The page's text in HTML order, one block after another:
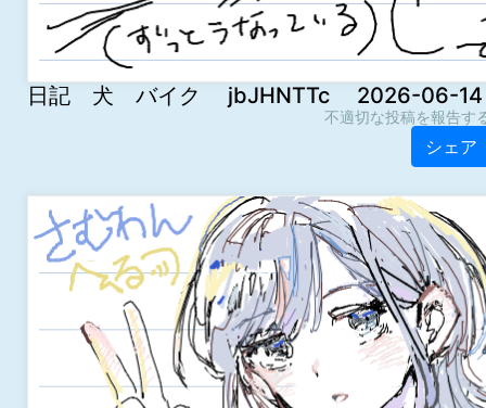
日記 犬 バイク jbJHNTTc 2026-06-14
不適切な投稿を報告す
シェア